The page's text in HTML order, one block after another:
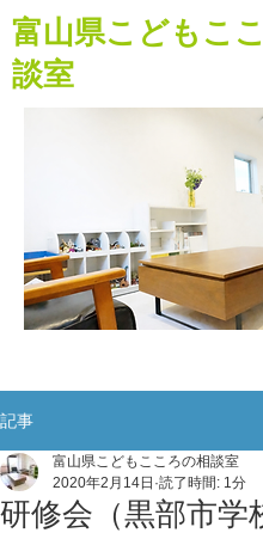
富山県こどもこ
談室
記事
研修会（黒部市学
富山県こどもこころの相談室
2020年2月14日 読了時間: 1分